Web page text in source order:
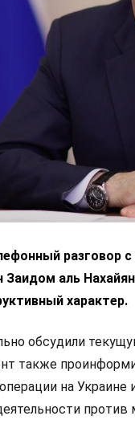
разговор
аль
характер.
обсудили
также
на
против